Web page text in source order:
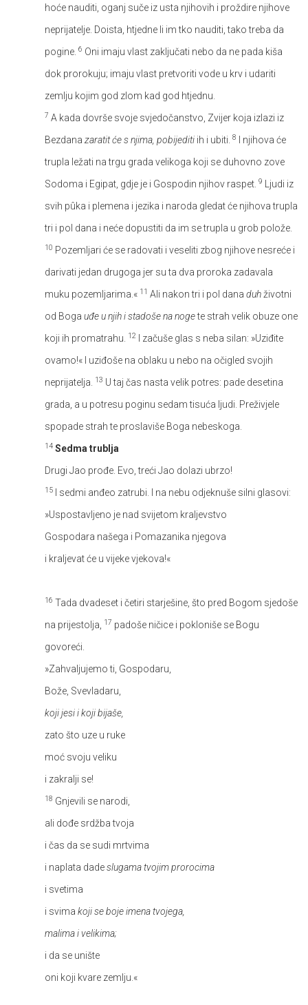
hoće nauditi, oganj suče iz usta njihovih i proždire njihove
neprijatelje. Doista, htjedne li im tko nauditi, tako treba da
pogine. 6 Oni imaju vlast zaključati nebo da ne pada kiša
dok prorokuju; imaju vlast pretvoriti vode u krv i udariti
zemlju kojim god zlom kad god htjednu.
7 A kada dovrše svoje svjedočanstvo, Zvijer koja izlazi iz
Bezdana zaratit će s njima, pobijediti ih i ubiti. 8
I njihova će
trupla ležati na trgu grada velikoga koji se duhovno zove
Sodoma i Egipat, gdje je i Gospodin njihov raspet. 9
Ljudi iz
svih pûka i plemena i jezika i naroda gledat će njihova trupla
tri i pol dana i neće dopustiti da im se trupla u grob polože.
10 Pozemljari će se radovati i veseliti zbog njihove nesreće i
darivati jedan drugoga jer su ta dva proroka zadavala
muku pozemljarima.« 11 Ali nakon tri i pol dana duh životni
od Boga uđe u njih i stadoše na nogete strah velik obuze one
koji ih promatrahu.
12
I začuše glas s neba silan: »Uziđite
ovamo!« I uziđoše na oblaku u nebo na očigled svojih
neprijatelja.
13 U taj čas nasta velik potres: pade desetina
grada, a u potresu poginu sedam tisuća ljudi. Preživjele
spopade strah te proslaviše Boga nebeskoga.
14 Sedma trublja
Drugi Jao prođe. Evo, treći Jao dolazi ubrzo!
15
I sedmi anđeo zatrubi. I na nebu odjeknuše silni glasovi:
»Uspostavljeno je nad svijetom kraljevstvo
Gospodara našega i Pomazanika njegova
i kraljevat će u vijeke vjekova!«
16 Tada dvadeset i četiri starješine, što pred Bogom sjedoše
na prijestolja,
17 padoše ničice i pokloniše se Bogu
govoreći.
»Zahvaljujemo ti, Gospodaru,
Bože, Svevladaru,
koji jesi i koji bijaše,
zato što uze u ruke
moć svoju veliku
i zakralji se!
18 Gnjevili se narodi,
ali dođe srdžba tvoja
i čas da se sudi mrtvima
i naplata dadeslugama tvojim prorocima
i svetima
i svima koji se boje imena tvojega,
malima i velikima;
i da se unište
oni koji kvare zemlju.«